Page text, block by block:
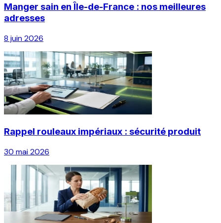
Manger sain en Île-de-France : nos meilleures
adresses
8 juin 2026
Rappel rouleaux impériaux : sécurité produit
30 mai 2026